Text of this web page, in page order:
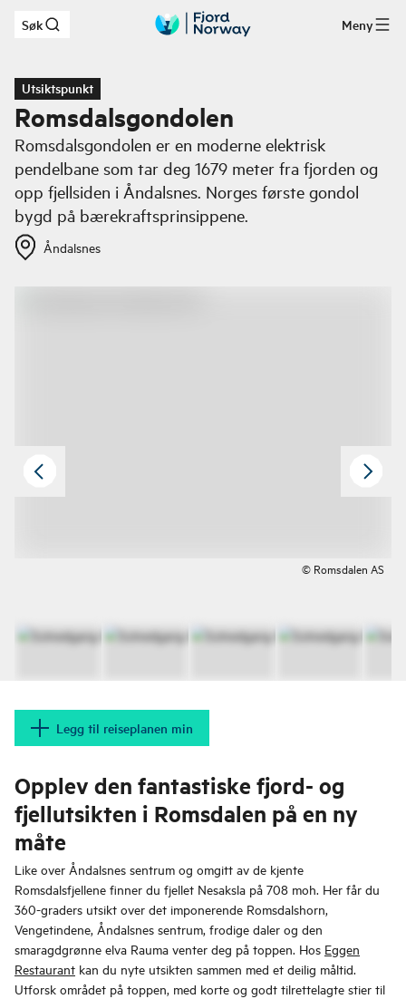
Hopp til hovedinnhold
Søk Meny
Utsiktspunkt
Romsdalsgondolen
Romsdalsgondolen er en moderne elektrisk
pendelbane som tar deg 1679 meter fra fjorden og
opp fjellsiden i Åndalsnes. Norges første gondol
bygd på bærekraftsprinsippene.
Åndalsnes
© Romsdalen AS
Legg til reiseplanen min
Opplev den fantastiske fjord- og
fjellutsikten i Romsdalen på en ny
måte
Like over Åndalsnes sentrum og omgitt av de kjente
Romsdalsfjellene finner du fjellet Nesaksla på 708 moh. Her får du
360-graders utsikt over det imponerende Romsdalshorn,
Vengetindene, Åndalsnes sentrum, frodige daler og den
smaragdgrønne elva Rauma venter deg på toppen. Hos Eggen
Restaurant kan du nyte utsikten sammen med et deilig måltid.
Utforsk området på toppen, med korte og godt tilrettelagte stier til